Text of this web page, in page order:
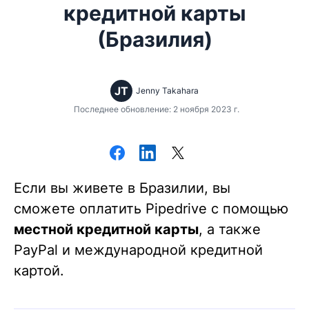
кредитной карты
(Бразилия)
JT
Jenny Takahara
Последнее обновление: 2 ноября 2023 г.
Если вы живете в Бразилии, вы
сможете оплатить Pipedrive с помощью
местной кредитной карты, а также
PayPal и международной кредитной
картой.